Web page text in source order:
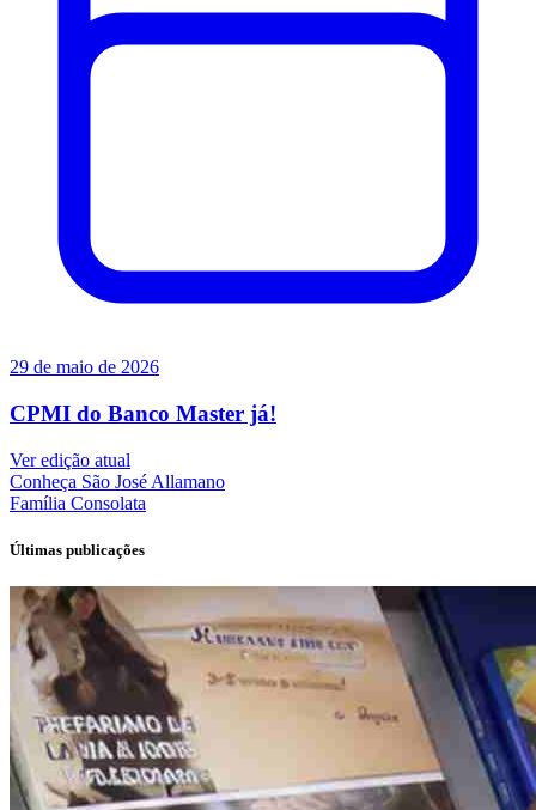
29 de maio de 2026
CPMI do Banco Master já!
Ver edição atual
Conheça São José Allamano
Família Consolata
Últimas publicações